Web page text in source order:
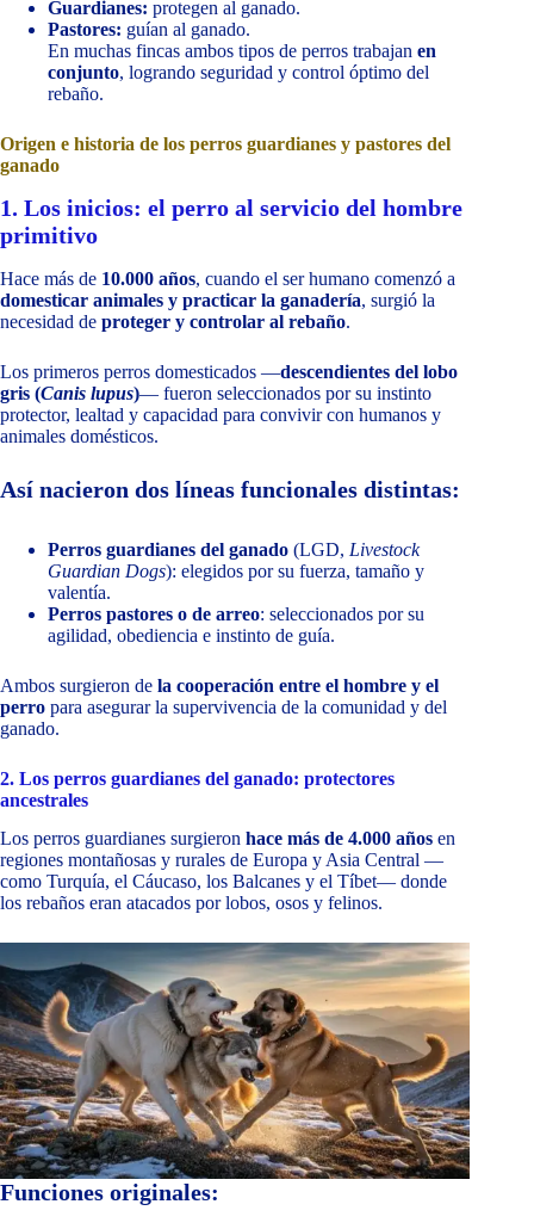
Guardianes: protegen al ganado.
Pastores: guían al ganado.
En muchas fincas ambos tipos de perros trabajan en
conjunto, logrando seguridad y control óptimo del
rebaño.
Origen e historia de los perros guardianes y pastores del
ganado
1. Los inicios: el perro al servicio del hombre
primitivo
Hace más de 10.000 años, cuando el ser humano comenzó a
domesticar animales y practicar la ganadería, surgió la
necesidad de proteger y controlar al rebaño.
Los primeros perros domesticados —descendientes del lobo
gris (Canis lupus)— fueron seleccionados por su instinto
protector, lealtad y capacidad para convivir con humanos y
animales domésticos.
Así nacieron dos líneas funcionales distintas:
Perros guardianes del ganado (LGD, Livestock
Guardian Dogs): elegidos por su fuerza, tamaño y
valentía.
Perros pastores o de arreo: seleccionados por su
agilidad, obediencia e instinto de guía.
Ambos surgieron de la cooperación entre el hombre y el
perro para asegurar la supervivencia de la comunidad y del
ganado.
2. Los perros guardianes del ganado: protectores
ancestrales
Los perros guardianes surgieron hace más de 4.000 años en
regiones montañosas y rurales de Europa y Asia Central —
como Turquía, el Cáucaso, los Balcanes y el Tíbet— donde
los rebaños eran atacados por lobos, osos y felinos.
Funciones originales: